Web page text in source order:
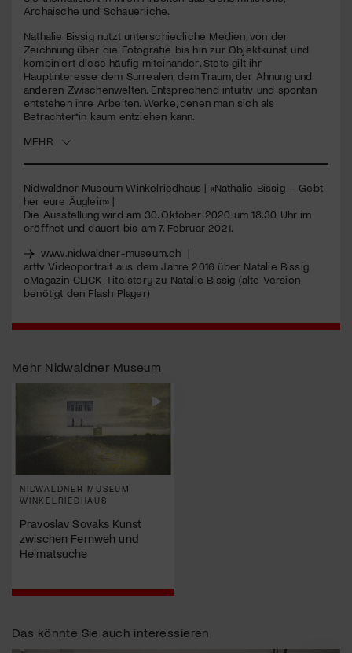
seconds
Archaische und Schauerliche.
Nathalie Bissig nutzt unterschiedliche Medien, von der
Zeichnung über die Fotografie bis hin zur Objektkunst, und
kombiniert diese häufig miteinander. Stets gilt ihr
Hauptinteresse dem Surrealen, dem Traum, der Ahnung und
anderen Zwischenwelten. Entsprechend intuitiv und spontan
entstehen ihre Arbeiten. Werke, denen man sich als
Betrachter*in kaum entziehen kann.
MEHR
Nidwaldner Museum Winkelriedhaus | «Nathalie Bissig – Gebt
her eure Äuglein» |
Die Ausstellung wird am 30. Oktober 2020 um 18.30 Uhr im
eröffnet und dauert bis am 7. Februar 2021.
www.nidwaldner-museum.ch |
arttv Videoportrait aus dem Jahre 2016 über Natalie Bissig
eMagazin CLICK , Titelstory zu Natalie Bissig (alte Version
benötigt den Flash Player)
Mehr Nidwaldner Museum
NIDWALDNER MUSEUM
WINKELRIEDHAUS
Pravoslav Sovaks Kunst
zwischen Fernweh und
Heimatsuche
Das könnte Sie auch interessieren
Jetzt Mitglied werden